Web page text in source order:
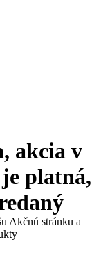
akcia v
platná,
Akčnú stránku a